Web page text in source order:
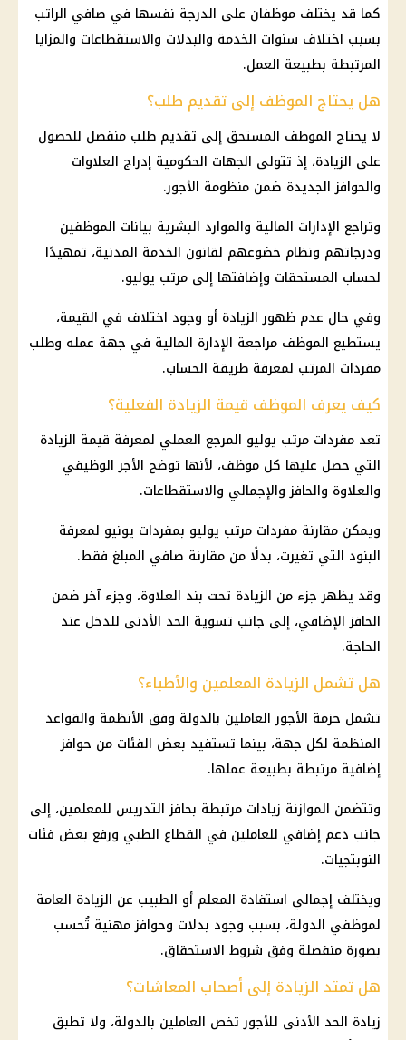
كما قد يختلف موظفان على الدرجة نفسها في صافي الراتب
بسبب اختلاف سنوات الخدمة والبدلات والاستقطاعات والمزايا
المرتبطة بطبيعة العمل.
هل يحتاج الموظف إلى تقديم طلب؟
لا يحتاج الموظف المستحق إلى تقديم طلب منفصل للحصول
على الزيادة، إذ تتولى الجهات الحكومية إدراج العلاوات
والحوافز الجديدة ضمن منظومة الأجور.
وتراجع الإدارات المالية والموارد البشرية بيانات الموظفين
ودرجاتهم ونظام خضوعهم لقانون الخدمة المدنية، تمهيدًا
لحساب المستحقات وإضافتها إلى مرتب يوليو.
وفي حال عدم ظهور الزيادة أو وجود اختلاف في القيمة،
يستطيع الموظف مراجعة الإدارة المالية في جهة عمله وطلب
مفردات المرتب لمعرفة طريقة الحساب.
كيف يعرف الموظف قيمة الزيادة الفعلية؟
تعد مفردات مرتب يوليو المرجع العملي لمعرفة قيمة الزيادة
التي حصل عليها كل موظف، لأنها توضح الأجر الوظيفي
والعلاوة والحافز والإجمالي والاستقطاعات.
ويمكن مقارنة مفردات مرتب يوليو بمفردات يونيو لمعرفة
البنود التي تغيرت، بدلًا من مقارنة صافي المبلغ فقط.
وقد يظهر جزء من الزيادة تحت بند العلاوة، وجزء آخر ضمن
الحافز الإضافي، إلى جانب تسوية الحد الأدنى للدخل عند
الحاجة.
هل تشمل الزيادة المعلمين والأطباء؟
تشمل حزمة الأجور العاملين بالدولة وفق الأنظمة والقواعد
المنظمة لكل جهة، بينما تستفيد بعض الفئات من حوافز
إضافية مرتبطة بطبيعة عملها.
وتتضمن الموازنة زيادات مرتبطة بحافز التدريس للمعلمين، إلى
جانب دعم إضافي للعاملين في القطاع الطبي ورفع بعض فئات
النوبتجيات.
ويختلف إجمالي استفادة المعلم أو الطبيب عن الزيادة العامة
لموظفي الدولة، بسبب وجود بدلات وحوافز مهنية تُحسب
بصورة منفصلة وفق شروط الاستحقاق.
هل تمتد الزيادة إلى أصحاب المعاشات؟
زيادة الحد الأدنى للأجورتخص العاملين بالدولة، ولا تطبق